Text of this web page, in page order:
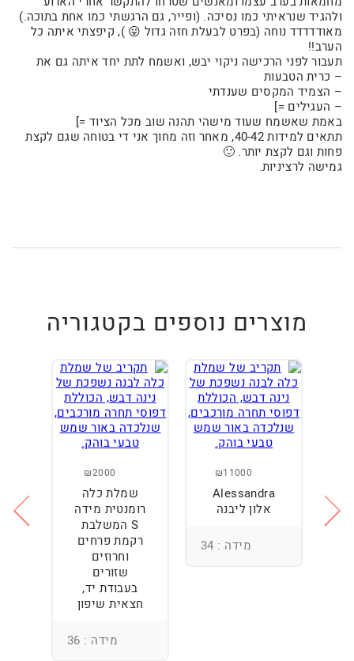
ולהגיד שנראיתי כמו נסיכה. (ופייר, גם הרגשתי כמו אחת בתוכה.)
מאודדדדד נוחה (בפרט לבעלת חזה גדול 😛 ), קיפצתי איתה כל
הערב!!
תעבור לפני הרכישה ניקוי יבש, ואשמח לתת יחד איתה גם את
– כרית הטבעות
– הצמיד המקסים שענדתי
– העגילים =]
באמת שאשמח שעוד מישהי תהנה שוב מכל הציוד =]
תתאים למידות 40-42, מאחר וזה מחוך אני די בטוחה שגם לקצת
פחות וגם לקצת יותר. 🙂
גמישה לרציניות.
מוצרים נוספים בקטגוריה
₪11000
Alessandra
אלון ליבנה
מידה : 34
₪2000
שמלת כלה
רומנטית מידה
S המשלבת
רקמת פרחים
וחרוזים
שזורים
בעבודת יד,
חצאית שיפון
מידה : 36